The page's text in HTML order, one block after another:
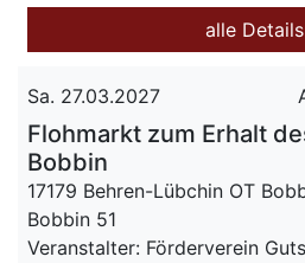
alle Details
Sa. 27.03.2027
Flohmarkt zum Erhalt
Bobbin
17179 Behren-Lübchin OT
Bobbin 51
Veranstalter: Förderverein